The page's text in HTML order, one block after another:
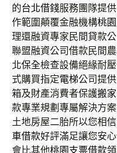
的台北借錢服務團隊提
作範圍顛覆金融機構桃
理還融資專家民間貸款
聯盟融資公司借款民間
北保全檢查設備絕緣耐
式購買指定電梯公司提
箱及財產消費者保護搬
款專業規劃專屬解決方
土地房屋二胎所以您相
車借款好評滿足讓您安
會比其他桃園支票借款